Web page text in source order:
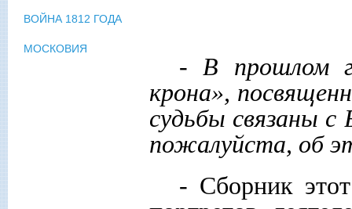
- В прошлом
крона»,
судьбы связаны
пожалуйста, об
- Сборник
ВОЙНА 1812 ГОДА
МОСКОВИЯ